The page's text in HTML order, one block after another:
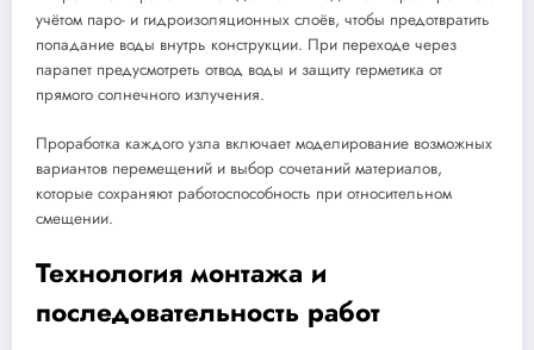
учётом паро- и гидроизоляционных слоёв, чтобы предотвратить
попадание воды внутрь конструкции. При переходе через
парапет предусмотреть отвод воды и защиту герметика от
прямого солнечного излучения.
Проработка каждого узла включает моделирование возможных
вариантов перемещений и выбор сочетаний материалов,
которые сохраняют работоспособность при относительном
смещении.
Технология монтажа и
последовательность работ